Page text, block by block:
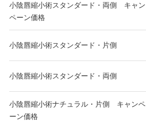
小陰唇縮小術スタンダード・両側 キャン
ペーン価格
小陰唇縮小術スタンダード・片側
小陰唇縮小術スタンダード・両側
小陰唇縮小術ナチュラル・片側 キャンペ
ーン価格